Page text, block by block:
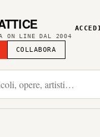
ON LINE DAL 2004
COLLABORA